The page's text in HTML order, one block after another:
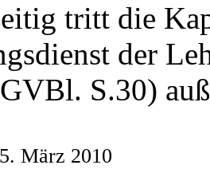
tritt die
der
S.30)
März 2010